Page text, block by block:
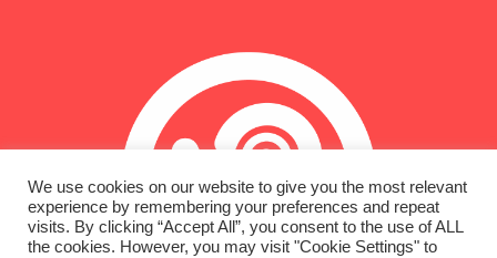
We use cookies on our website to give you the most relevant
experience by remembering your preferences and repeat
visits. By clicking “Accept All”, you consent to the use of ALL
the cookies. However, you may visit "Cookie Settings" to